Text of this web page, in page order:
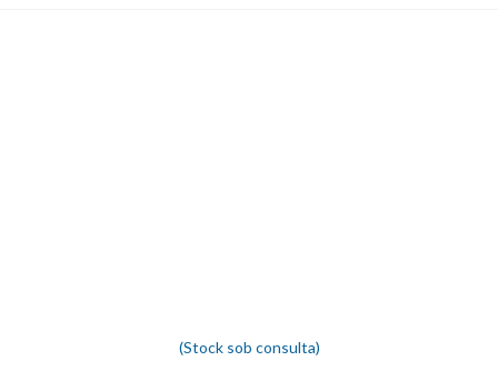
(Stock sob consulta)